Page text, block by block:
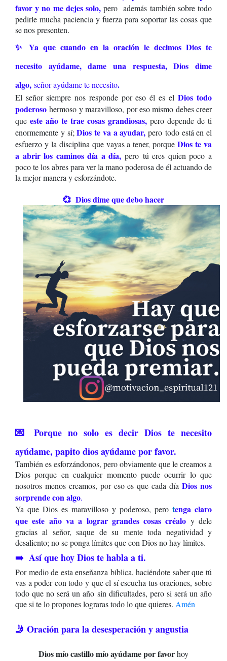
favor y no me dejes solo,pero además también sobre todo
pedirle mucha paciencia y fuerza para soportar las cosas que
se nos presenten.
✨ Ya que cuando en la oración le decimos Dios te
necesito ayúdame, dame una respuesta, Dios dime
algo, señor ayúdame te necesito.
El señor siempre nos responde por eso él es elDios todo
poderoso hermoso y maravilloso, por eso mismo debes creer
que este año te trae cosas grandiosas, pero depende de ti
enormemente y sí;Dios te va a ayudar, pero todo está en el
esfuerzo y la disciplina que vayas a tener, porqueDios te va
a abrir los caminos día a día,pero tú eres quien poco a
poco te los abres para ver la mano poderosa de él actuando de
la mejor manera y esforzándote.
💞 Dios dime que debo hacer
💌 Porque no solo es decir Dios te necesito
ayúdame, papito dios ayúdame por favor.
También es esforzándonos, pero obviamente que le creamos a
Dios porque en cualquier momento puede ocurrir lo que
nosotros menos creamos, por eso es que cada díaDios nos
sorprende con algo.
Ya que Dios es maravilloso y poderoso, pero tenga claro
que este año va a lograr grandes cosas créalo y dele
gracias al señor, saque de su mente toda negatividad y
desaliento; no se ponga límites que con Dios no hay límites.
➡️ Así que hoy Dios te habla a ti.
Por medio de esta enseñanza bíblica, haciéndote saber que tú
vas a poder con todo y que el sí escucha tus oraciones, sobre
todo que no será un año sin dificultades, pero si será un año
que si te lo propones lograras todo lo que quieres. Amén
🤳 Oración para la desesperación y angustia
Dios mío castillo mío ayúdame por favorhoy